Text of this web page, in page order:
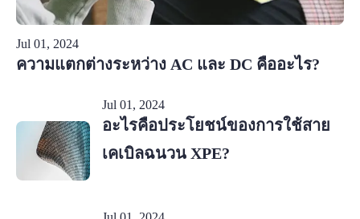
Jul 01, 2024
ความแตกต่างระหว่าง AC และ DC คืออะไร?
Jul 01, 2024
อะไรคือประโยชน์ของการใช้สาย
เคเบิลฉนวน XPE?